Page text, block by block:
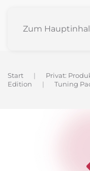
Zum
Start Privat:
Edition
Tuning